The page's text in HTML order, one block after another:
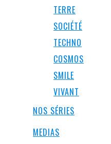
TERRE
SOCIÉTÉ
TECHNO
COSMOS
SMILE
VIVANT
NOS SÉRIES
MEDIAS